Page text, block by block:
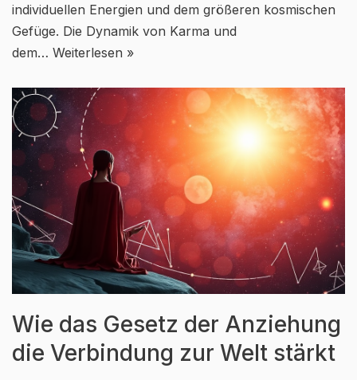
individuellen Energien und dem größeren kosmischen
Gefüge. Die Dynamik von Karma und
dem… Weiterlesen »
Wie das Gesetz der Anziehung
die Verbindung zur Welt stärkt